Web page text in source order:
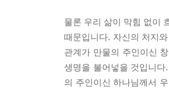
물론 우리 삶이 막힘 없이
때문입니다. 자신의 처지
관계가 만물의 주인이신
생명을 불어넣을 것입니
의 주인이신 하나님께서